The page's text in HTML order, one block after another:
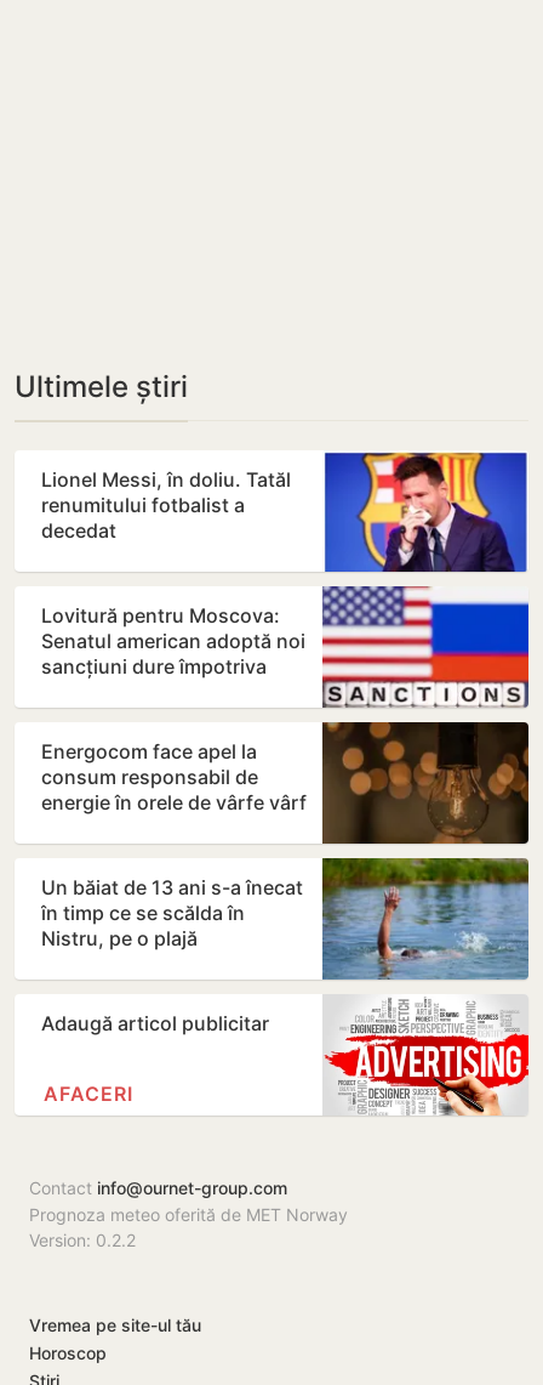
Ultimele știri
Lionel Messi, în doliu. Tatăl
renumitului fotbalist a
decedat
Lovitură pentru Moscova:
Senatul american adoptă noi
sancțiuni dure împotriva
Energocom face apel la
consum responsabil de
energie în orele de vârfe vârf
Un băiat de 13 ani s-a înecat
în timp ce se scălda în
Nistru, pe o plajă
Adaugă articol publicitar
AFACERI
Contact info@ournet-group.com
Prognoza meteo oferită de MET Norway
Version: 0.2.2
Vremea pe site-ul tău
Horoscop
Știri